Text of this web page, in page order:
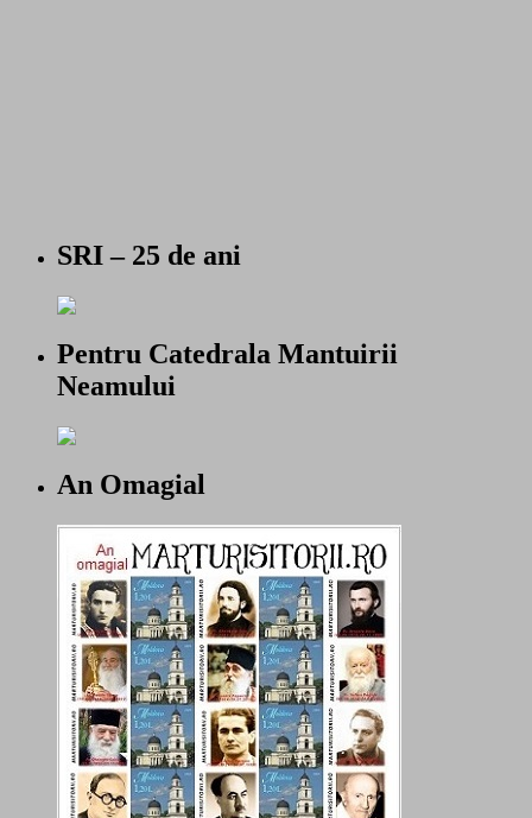
SRI – 25 de ani
Pentru Catedrala Mantuirii
Neamului
An Omagial